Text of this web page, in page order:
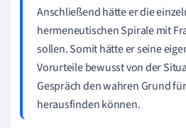
Anschließend hätte er die
hermeneutischen Spirale mit
sollen. Somit hätte er seine
Vorurteile bewusst von der
Gespräch den wahren Grund
herausfinden können.